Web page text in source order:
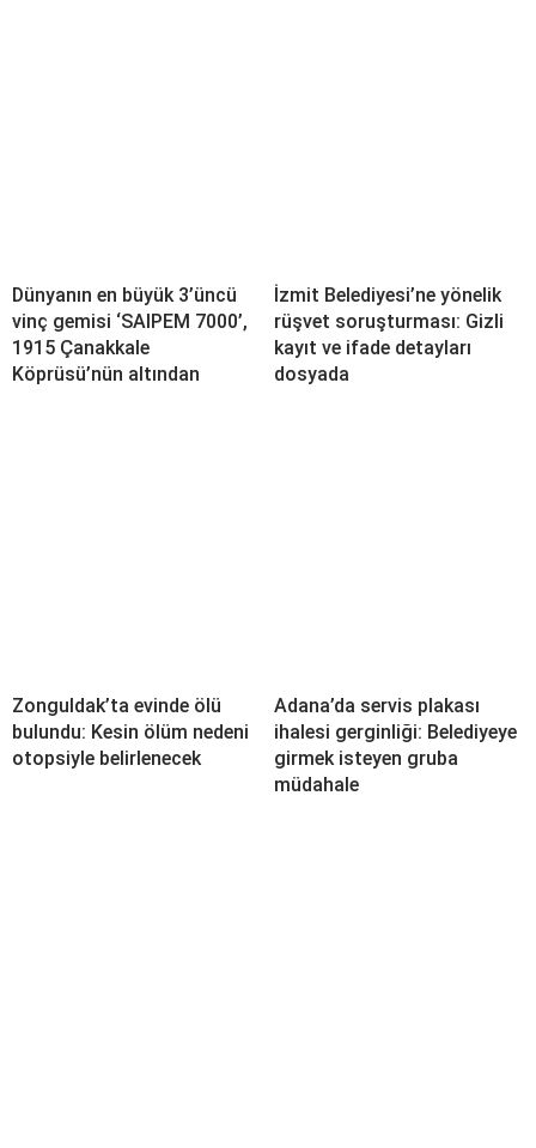
Dünyanın en büyük 3’üncü
vinç gemisi ‘SAIPEM 7000’,
1915 Çanakkale
Köprüsü’nün altından
İzmit Belediyesi’ne yönelik
rüşvet soruşturması: Gizli
kayıt ve ifade detayları
dosyada
Zonguldak’ta evinde ölü
bulundu: Kesin ölüm nedeni
otopsiyle belirlenecek
Adana’da servis plakası
ihalesi gerginliği: Belediyeye
girmek isteyen gruba
müdahale